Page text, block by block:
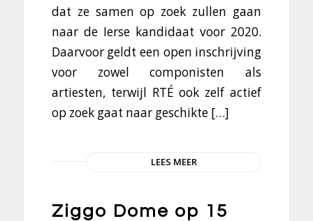
dat ze samen op zoek zullen gaan
naar de Ierse kandidaat voor 2020.
Daarvoor geldt een open inschrijving
voor zowel componisten als
artiesten, terwijl RTÉ ook zelf actief
op zoek gaat naar geschikte […]
LEES MEER
Ziggo Dome op 15